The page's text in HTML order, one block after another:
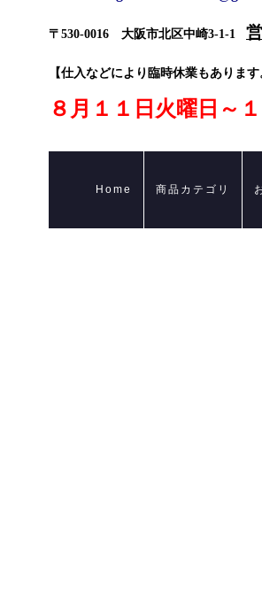
〒530-0016 大阪市北区中崎3-1-1
【仕入などにより臨時休業もありま
８月１１日火曜日～
Home 商品カテゴリ